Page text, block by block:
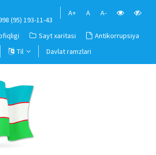
(95) 193-11-43
A+ A A-
Sayt xaritasi
Antikorrupsiya
Til
Davlat ramzlari